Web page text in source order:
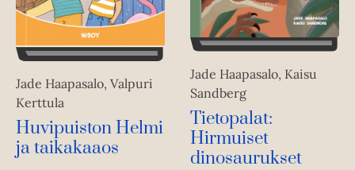
Jade Haapasalo, Valpuri
Kerttula
Huvipuiston Helmi
ja taikakaaos
Jade Haapasalo, Kaisu
Sandberg
Tietopalat:
Hirmuiset
dinosaurukset